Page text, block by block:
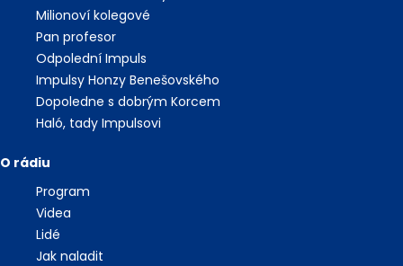
Milionoví kolegové
Pan profesor
Odpolední Impuls
Impulsy Honzy Benešovského
Dopoledne s dobrým Korcem
Haló, tady Impulsovi
O rádiu
Program
Videa
Lidé
Jak naladit